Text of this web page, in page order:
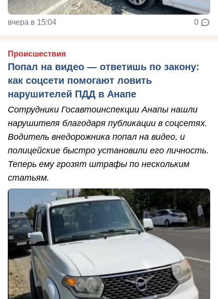
вчера в 15:04 0
Происшествия
Попал на видео — ответишь по закону:
как соцсети помогают ловить
нарушителей ПДД в Анапе
Сотрудники Госавтоинспекции Анапы нашли
нарушителя благодаря публикации в соцсетях.
Водитель внедорожника попал на видео, и
полицейские быстро установили его личность.
Теперь ему грозят штрафы по нескольким
статьям.